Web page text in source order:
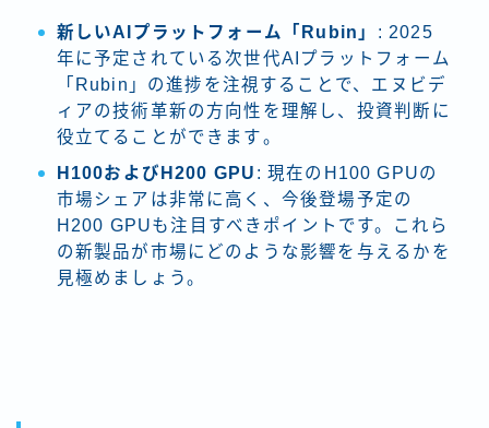
新しいAIプラットフォーム「Rubin」 : 2025
年に予定されている次世代AIプラットフォーム
「Rubin」の進捗を注視することで、エヌビデ
ィアの技術革新の方向性を理解し、投資判断に
役立てることができます​​。
H100およびH200 GPU : 現在のH100 GPUの
市場シェアは非常に高く、今後登場予定の
H200 GPUも注目すべきポイントです。これら
の新製品が市場にどのような影響を与えるかを
見極めましょう。